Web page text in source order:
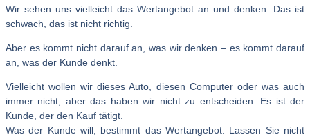
Wir sehen uns vielleicht das Wertangebot an und denken: Das ist
schwach, das ist nicht richtig.
Aber es kommt nicht darauf an, was wir denken – es kommt darauf
an, was der Kunde denkt.
Vielleicht wollen wir dieses Auto, diesen Computer oder was auch
immer nicht, aber das haben wir nicht zu entscheiden. Es ist der
Kunde, der den Kauf tätigt.
Was der Kunde will, bestimmt das Wertangebot. Lassen Sie nicht